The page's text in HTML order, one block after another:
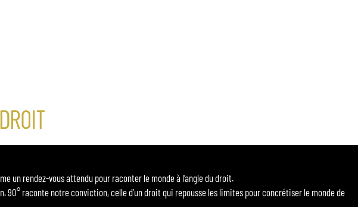
un rendez-vous attendu pour raconter le monde à l’angle du droit.
90° raconte notre conviction, celle d’un droit qui repousse les limites pour concrétiser le monde de